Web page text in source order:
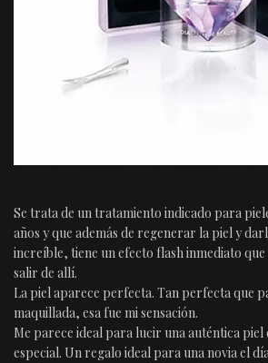
Se trata de un tratamiento indicado para
años y que además de regenerar la piel y
increíble, tiene un efecto flash inmediato
salir de allí.
La piel aparece perfecta. Tan perfecta que
maquillada, esa fue mi sensación.
Me parece ideal para lucir una auténtica piel
especial. Un regalo ideal para una novia el